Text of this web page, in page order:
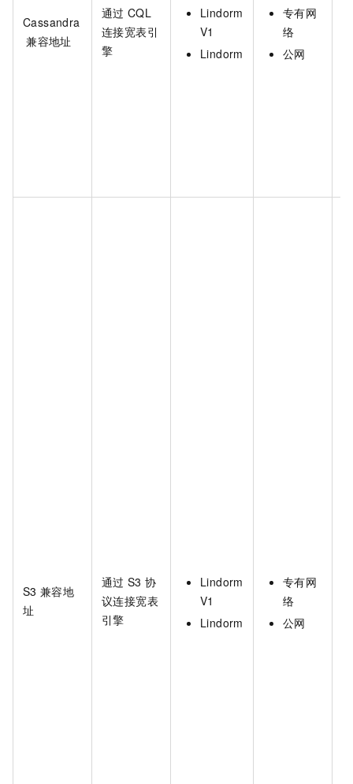
Cassandra
兼容地址
通过 CQL
连接宽表引
擎
Lindorm
V1
Lindorm
专有网
络
公网
S3 兼容地
址
通过 S3 协
议连接宽表
引擎
Lindorm
V1
Lindorm
专有网
络
公网